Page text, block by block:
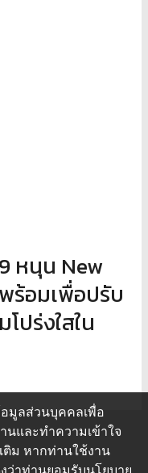
หนุน New
ร้อมเพื่อปรับ
ปร่งใสใน
มูลส่วนบุคคลเพื่อ
และทำความเข้าใจ
ติม หากท่านใช้งาน